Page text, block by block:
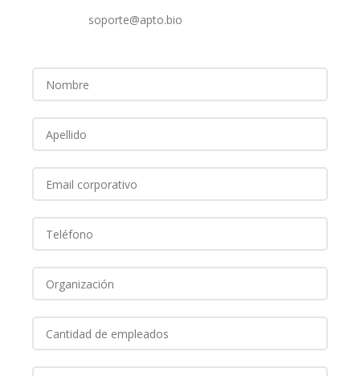
soporte@apto.bio